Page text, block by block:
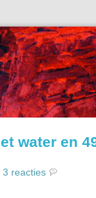
water en
3 reacties